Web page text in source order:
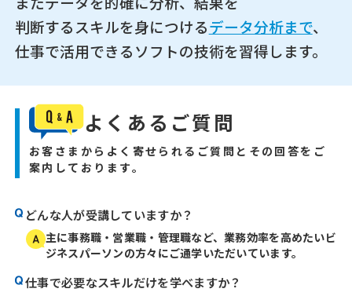
判断するスキルを身につけるデータ分析まで、
仕事で活用できるソフトの技術を習得します。
よくあるご質問
お客さまからよく寄せられるご質問とその回答をご
案内しております。
どんな人が受講していますか？
主に事務職・営業職・管理職など、業務効率を高めたいビ
ジネスパーソンの方々にご通学いただいています。
仕事で必要なスキルだけを学べますか？